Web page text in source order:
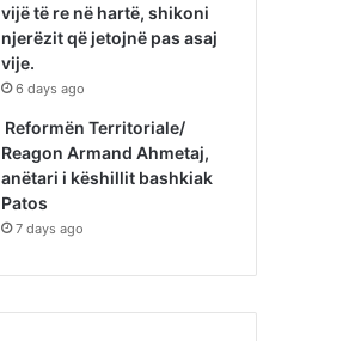
vijë të re në hartë, shikoni
njerëzit që jetojnë pas asaj
vije.
6 days ago
Reformën Territoriale/
Reagon Armand Ahmetaj,
anëtari i këshillit bashkiak
Patos
7 days ago